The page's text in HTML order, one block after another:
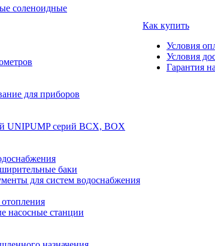
соленоидные
для приборов
UNIPUMP серий BCX, BOX
баки
для систем водоснабжения
насосные станции
Как купить
Условия
Условия
Гарантия